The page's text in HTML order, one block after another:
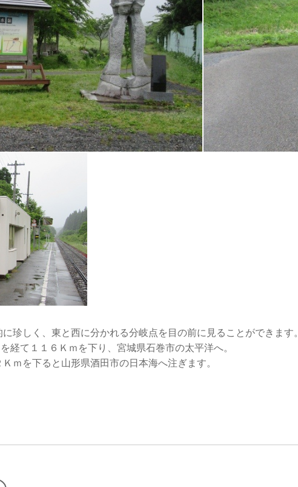
珍しく、東と西に分かれる分岐点を目の前に見ることができます。
経て１１６Ｋｍを下り、宮城県石巻市の太平洋へ。
ｍを下ると山形県酒田市の日本海へ注ぎます。